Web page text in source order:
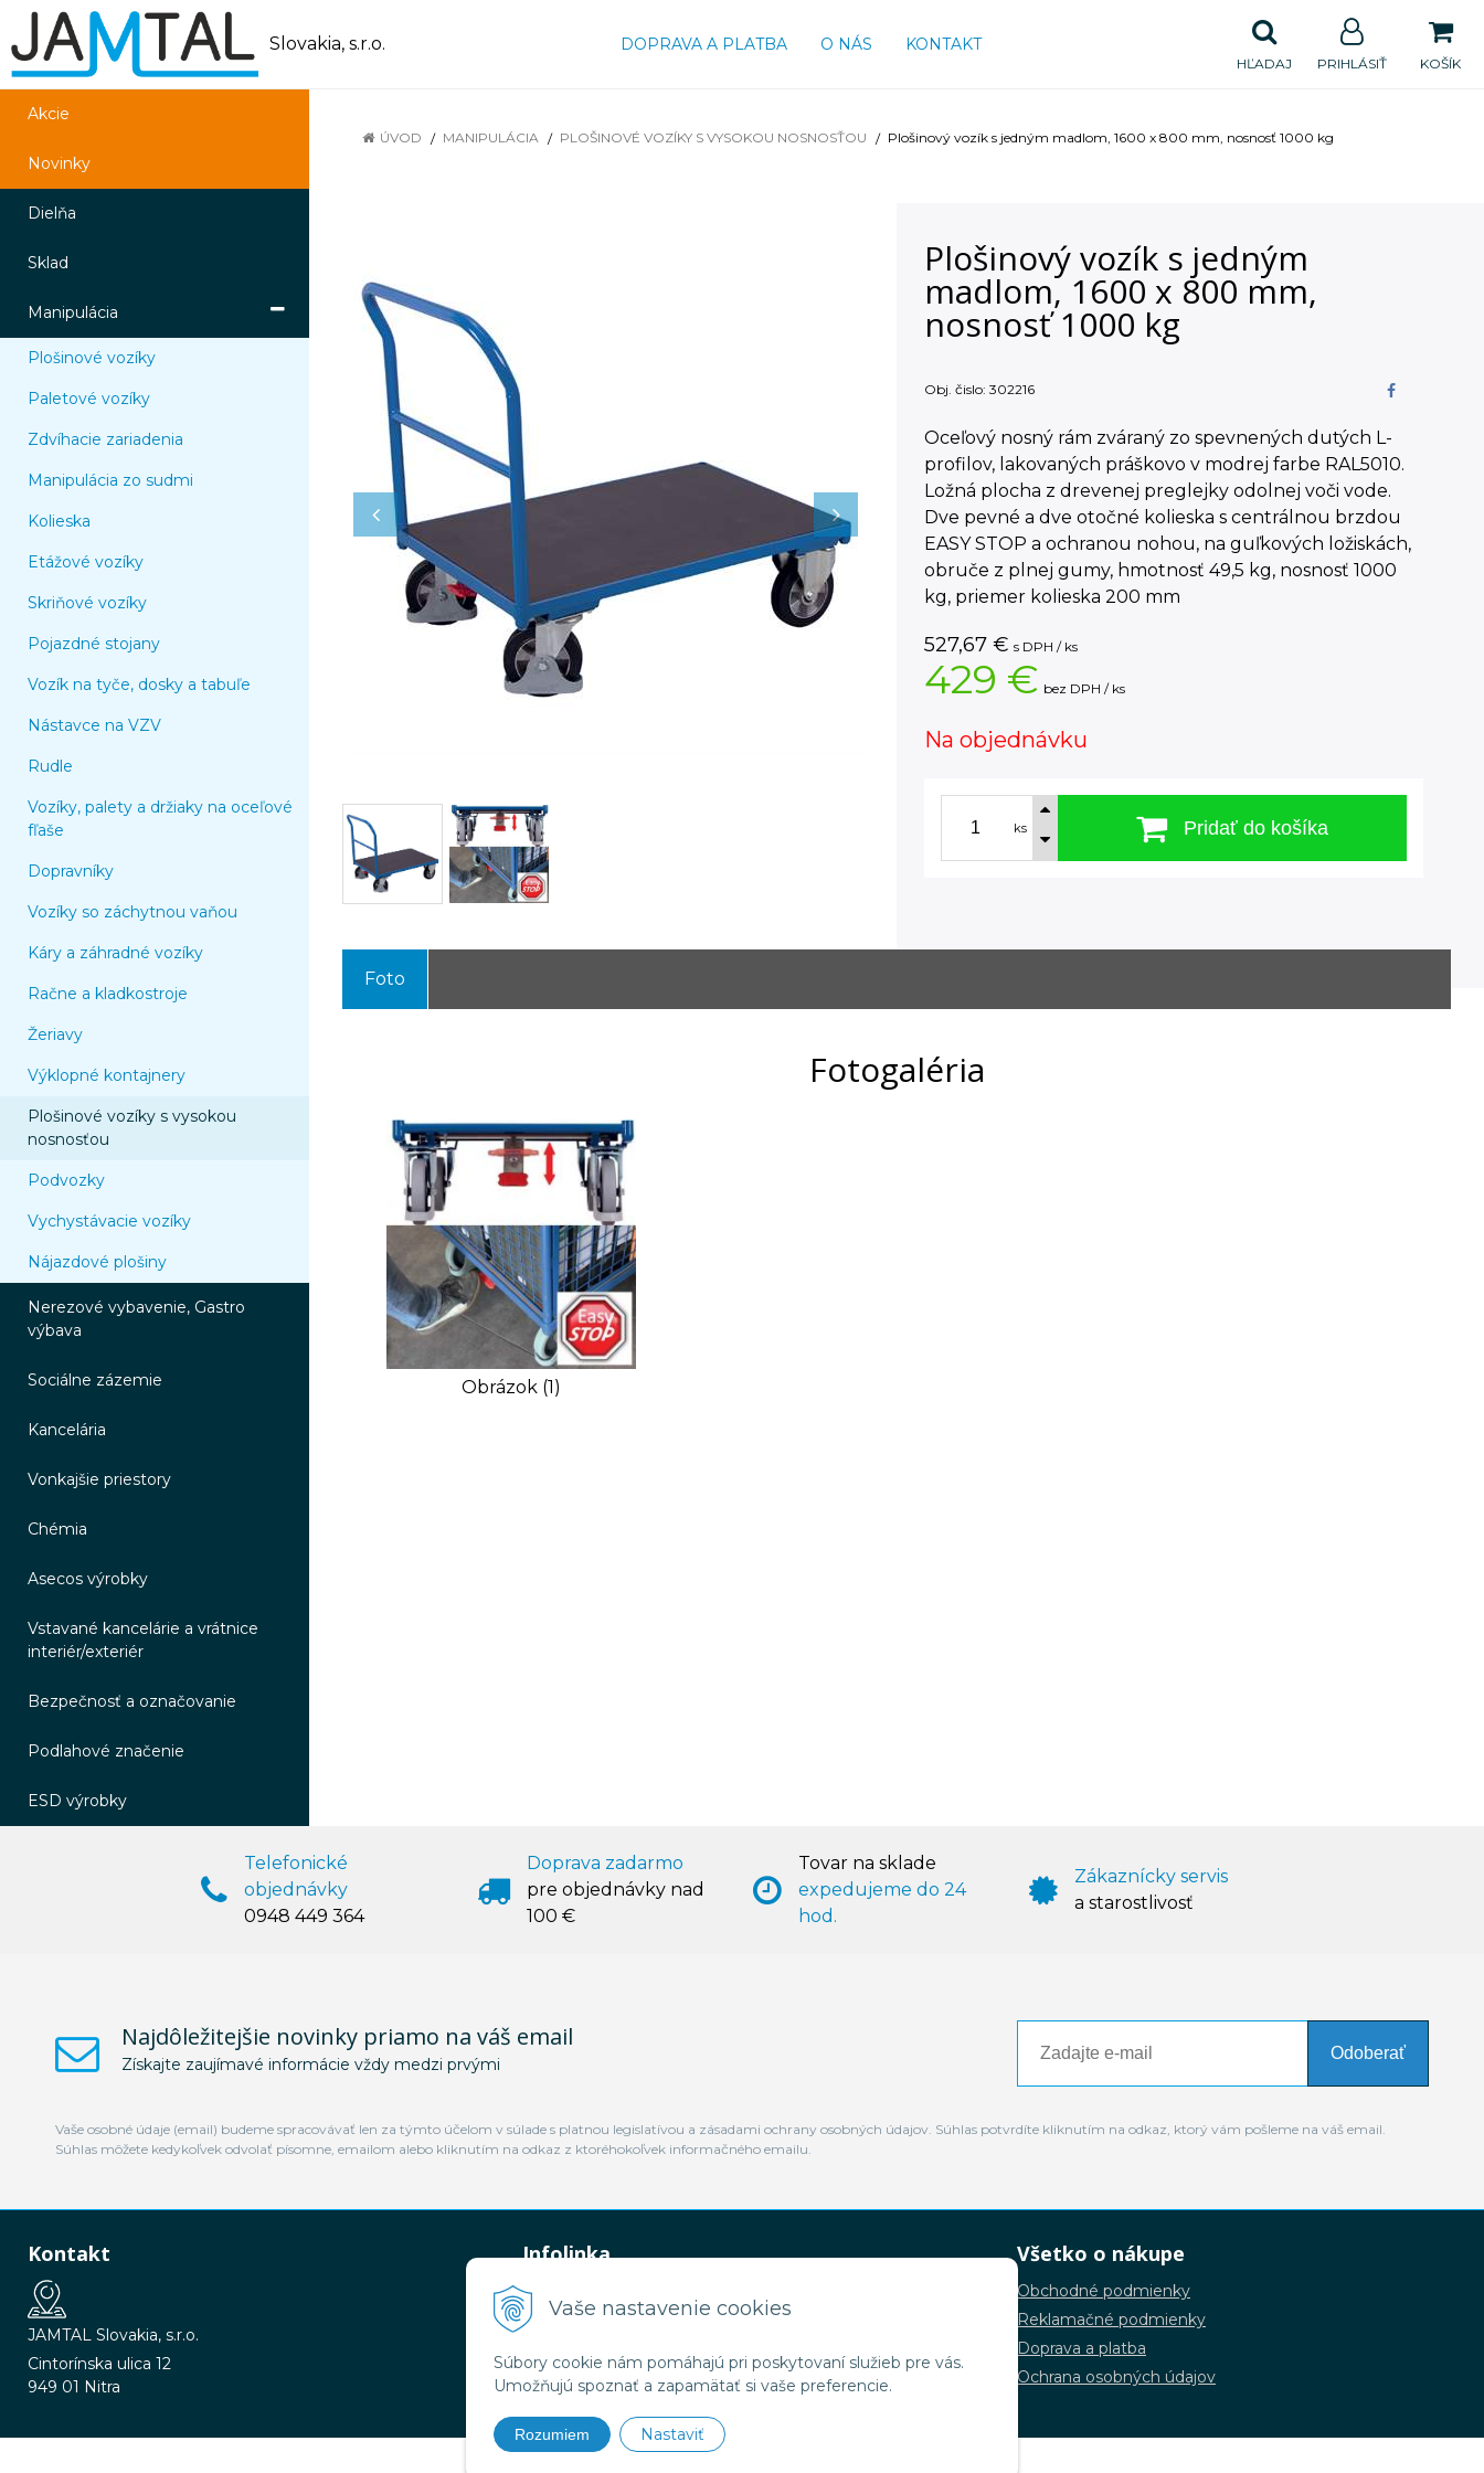
Vaše nastavenie cookies
Súbory cookie nám pomáhajú pri poskytovaní služieb pre vás.
Umožňujú spoznať a zapamätať si vaše preferencie.
Rozumiem Nastaviť
Slovakia, s.r.o. DOPRAVA A PLATBA O NÁS KONTAKT
KOŠÍK
PRIHLÁSIŤ
HĽADAJ
Akcie
Novinky
Dielňa
Sklad
Manipulácia
Plošinové vozíky
Paletové vozíky
Zdvíhacie zariadenia
Manipulácia zo sudmi
Kolieska
Etážové vozíky
Skriňové vozíky
Pojazdné stojany
Vozík na tyče, dosky a tabuľe
Nástavce na VZV
Rudle
Vozíky, palety a držiaky na oceľové
fľaše
Dopravníky
Vozíky so záchytnou vaňou
Káry a záhradné vozíky
Račne a kladkostroje
Žeriavy
Výklopné kontajnery
Plošinové vozíky s vysokou
nosnosťou
Podvozky
Vychystávacie vozíky
Nájazdové plošiny
Nerezové vybavenie, Gastro
výbava
Sociálne zázemie
Kancelária
Vonkajšie priestory
Chémia
Asecos výrobky
Vstavané kancelárie a vrátnice
interiér/exteriér
Bezpečnosť a označovanie
Podlahové značenie
ESD výrobky
ÚVOD MANIPULÁCIA PLOŠINOVÉ VOZÍKY S VYSOKOU NOSNOSŤOU Plošinový vozík s jedným madlom, 1600 x 800 mm, nosnosť 1000 kg
Plošinový vozík s jedným
madlom, 1600 x 800 mm,
nosnosť 1000 kg
Obj. čislo: 302216
Oceľový nosný rám zváraný zo spevnených dutých L-
profilov, lakovaných práškovo v modrej farbe RAL5010.
Ložná plocha z drevenej preglejky odolnej voči vode.
Dve pevné a dve otočné kolieska s centrálnou brzdou
EASY STOP a ochranou nohou, na guľkových ložiskách,
obruče z plnej gumy, hmotnosť 49,5 kg, nosnosť 1000
kg, priemer kolieska 200 mm
527,67 € s DPH / ks
429 € bez DPH / ks
Na objednávku
ks Pridať do košíka
Foto
Fotogaléria
Obrázok (1)
Telefonické
objednávky
0948 449 364
Doprava zadarmo
pre objednávky nad
100 €
Tovar na sklade
expedujeme do 24
hod.
Zákaznícky servis
a starostlivosť
Najdôležitejšie novinky priamo na váš email
Získajte zaujímavé informácie vždy medzi prvými
Odoberať
Vaše osobné údaje (email) budeme spracovávať len za týmto účelom v súlade s platnou legislatívou a zásadami ochrany osobných údajov. Súhlas potvrdíte kliknutím na odkaz, ktorý vám pošleme na váš email.
Súhlas môžete kedykoľvek odvolať písomne, emailom alebo kliknutím na odkaz z ktoréhokoľvek informačného emailu.
Kontakt
JAMTAL Slovakia, s.r.o.
Cintorínska ulica 12
949 01 Nitra
Infolinka
0948 449 364
predaj@jamtal.sk
Všetko o nákupe
Obchodné podmienky
Reklamačné podmienky
Doprava a platba
Ochrana osobných údajov